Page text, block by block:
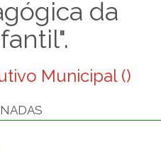
da
Municipal ()